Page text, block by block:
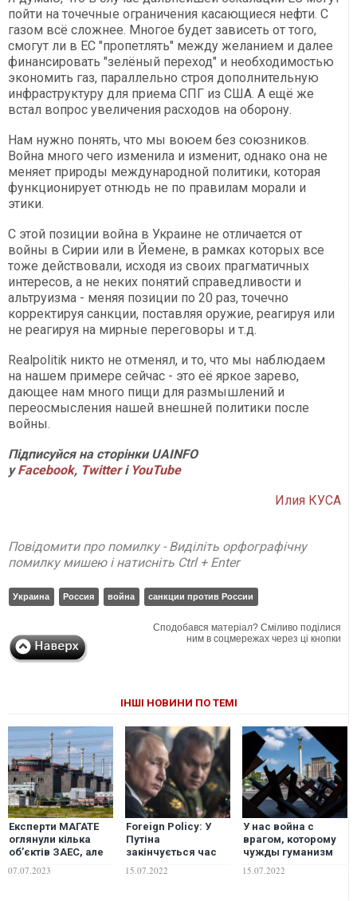
пойти на точечные ограничения касающиеся нефти. С
газом всё сложнее. Многое будет зависеть от того,
смогут ли в ЕС "пропетлять" между желанием и далее
финансировать "зелёный переход" и необходимостью
экономить газ, параллельно строя дополнительную
инфраструктуру для приема СПГ из США. А ещё же
встал вопрос увеличения расходов на оборону.
Нам нужно понять, что мы воюем без союзников.
Война много чего изменила и изменит, однако она не
меняет природы международной политики, которая
функционирует отнюдь не по правилам морали и
этики.
С этой позиции война в Украине не отличается от
войны в Сирии или в Йемене, в рамках которых все
тоже действовали, исходя из своих прагматичных
интересов, а не неких понятий справедливости и
альтруизма - меняя позиции по 20 раз, точечно
корректируя санкции, поставляя оружие, реагируя или
не реагируя на мирные переговоры и т.д.
Realpolitik никто не отменял, и то, что мы наблюдаем
на нашем примере сейчас - это её яркое зарево,
дающее нам много пищи для размышлений и
переосмысления нашей внешней политики после
войны.
Підписуйся на сторінки UAINFO
уFacebook, Twitterі YouTube
Илия КУСА
Повідомити про помилку - Виділіть орфографічну
помилку мишею і натисніть Ctrl + Enter
Украина Россия война санкции против России
Сподобався матеріал? Сміливо поділися
ним в соцмережах через ці кнопки
ІНШІ НОВИНИ ПО ТЕМІ
Експерти МАГАТЕ
оглянули кілька
об’єктів ЗАЕС, але
потрапили – Ґроссі
07.07.2023
Foreign Policy: У
Путіна
закінчується час
Україною
15.07.2022
У нас война с
врагом, которому
чужды гуманизм
к чему Киеву нужно
15.07.2022